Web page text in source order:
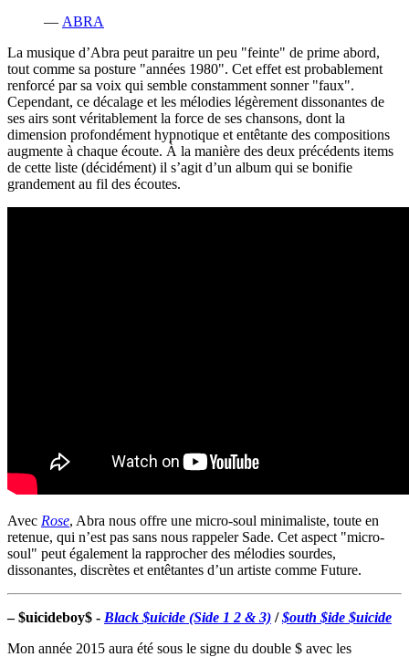
— ABRA
La musique d’Abra peut paraitre un peu "feinte" de prime abord,
tout comme sa posture "années 1980". Cet effet est probablement
renforcé par sa voix qui semble constamment sonner "faux".
Cependant, ce décalage et les mélodies légèrement dissonantes de
ses airs sont véritablement la force de ses chansons, dont la
dimension profondément hypnotique et entêtante des compositions
augmente à chaque écoute. À la manière des deux précédents items
de cette liste (décidément) il s’agit d’un album qui se bonifie
grandement au fil des écoutes.
Avec Rose, Abra nous offre une micro-soul minimaliste, toute en
retenue, qui n’est pas sans nous rappeler Sade. Cet aspect "micro-
soul" peut également la rapprocher des mélodies sourdes,
dissonantes, discrètes et entêtantes d’un artiste comme Future.
– $uicideboy$ - Black $uicide (Side 1 2 & 3) /$outh $ide $uicide
Mon année 2015 aura été sous le signe du double $ avec les